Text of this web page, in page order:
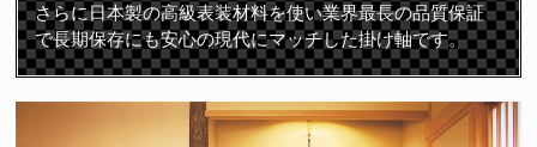
さらに日本製の高級表装材料を使い業界最長の品質保証
で長期保存にも安心の現代にマッチした掛け軸です。